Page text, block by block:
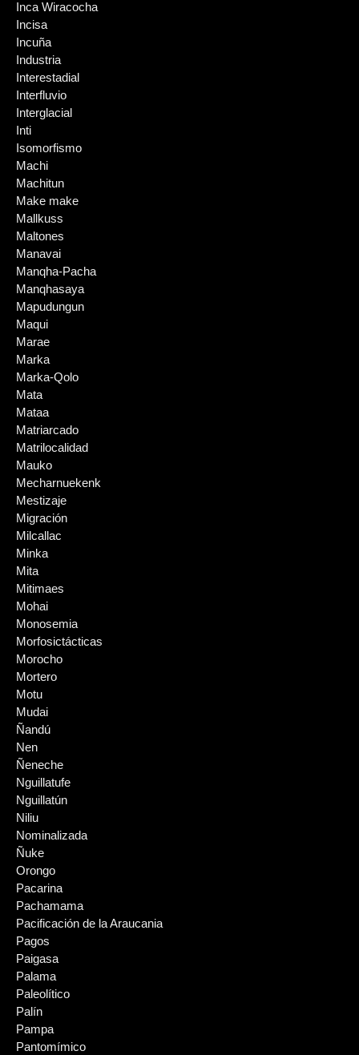
Inca Wiracocha
Incisa
Incuña
Industria
Interestadial
Interfluvio
Interglacial
Inti
Isomorfismo
Machi
Machitun
Make make
Mallkuss
Maltones
Manavai
Manqha-Pacha
Manqhasaya
Mapudungun
Maqui
Marae
Marka
Marka-Qolo
Mata
Mataa
Matriarcado
Matrilocalidad
Mauko
Mecharnuekenk
Mestizaje
Migración
Milcallac
Minka
Mita
Mitimaes
Mohai
Monosemia
Morfosictácticas
Morocho
Mortero
Motu
Mudai
Ñandú
Nen
Ñeneche
Nguillatufe
Nguillatún
Niliu
Nominalizada
Ñuke
Orongo
Pacarina
Pachamama
Pacificación de la Araucania
Pagos
Paigasa
Palama
Paleolítico
Palín
Pampa
Pantomímico